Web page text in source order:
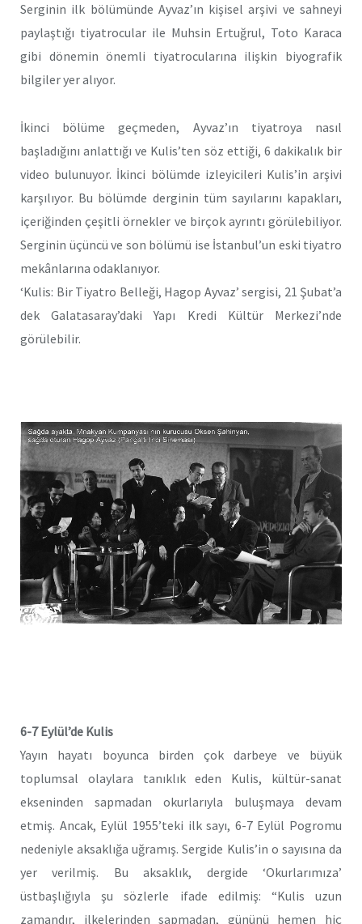
Serginin ilk bölümünde Ayvaz’ın kişisel arşivi ve sahneyi
paylaştığı tiyatrocular ile Muhsin Ertuğrul, Toto Karaca
gibi dönemin önemli tiyatrocularına ilişkin biyografik
bilgiler yer alıyor.
İkinci bölüme geçmeden, Ayvaz’ın tiyatroya nasıl
başladığını anlattığı ve Kulis’ten söz ettiği, 6 dakikalık bir
video bulunuyor. İkinci bölümde izleyicileri Kulis’in arşivi
karşılıyor. Bu bölümde derginin tüm sayılarını kapakları,
içeriğinden çeşitli örnekler ve birçok ayrıntı görülebiliyor.
Serginin üçüncü ve son bölümü ise İstanbul’un eski tiyatro
mekânlarına odaklanıyor.
‘Kulis: Bir Tiyatro Belleği, Hagop Ayvaz’ sergisi, 21 Şubat’a
dek Galatasaray’daki Yapı Kredi Kültür Merkezi’nde
görülebilir.
6-7 Eylül’de Kulis
Yayın hayatı boyunca birden çok darbeye ve büyük
toplumsal olaylara tanıklık eden Kulis, kültür-sanat
ekseninden sapmadan okurlarıyla buluşmaya devam
etmiş. Ancak, Eylül 1955’teki ilk sayı, 6-7 Eylül Pogromu
nedeniyle aksaklığa uğramış. Sergide Kulis’in o sayısına da
yer verilmiş. Bu aksaklık, dergide ‘Okurlarımıza’
üstbaşlığıyla şu sözlerle ifade edilmiş: “Kulis uzun
zamandır, ilkelerinden sapmadan, gününü hemen hiç